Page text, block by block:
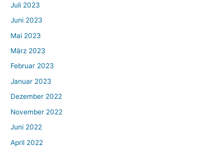
Juli 2023
Juni 2023
Mai 2023
März 2023
Februar 2023
Januar 2023
Dezember 2022
November 2022
Juni 2022
April 2022